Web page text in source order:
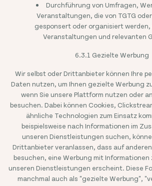
Durchführung von Umfragen,
Veranstaltungen, die von TGTG
gesponsert oder organisiert werden,
Veranstaltungen und relevanten
6.3.1 Gezielte Werbung
Wir selbst oder Drittanbieter können Ihre
Daten nutzen, um Ihnen gezielte Werbung
wenn Sie unsere Plattform nutzen oder
besuchen. Dabei können Cookies,
ähnliche Technologien zum Einsatz
beispielsweise nach Informationen im
unseren Dienstleistungen suchen,
Drittanbieter veranlassen, dass auf
besuchen, eine Werbung mit Informationen
unseren Dienstleistungen erscheint. Diese
manchmal auch als "gezielte Werbung",
Privacy Policy
Cookie Policy
Terms & Conditions
Impressum
DSA Disclosure
Food Waste Sources
Copyright © Too Good To Go ApS. All Rights